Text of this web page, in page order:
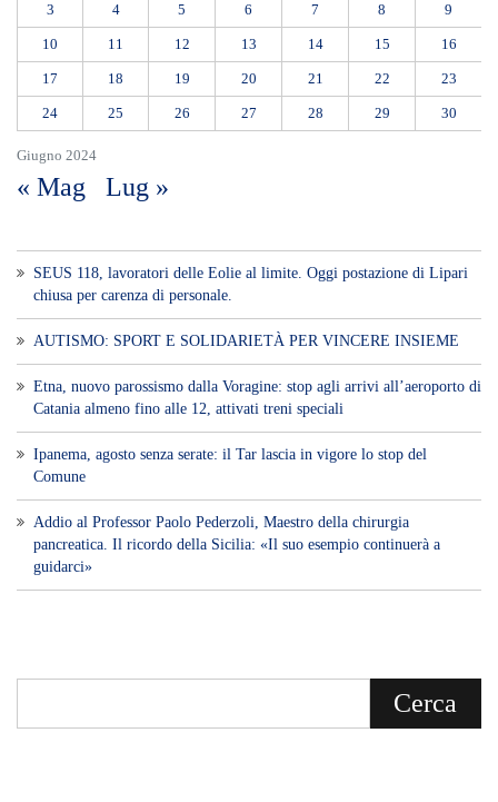
Giugno 2024
3 4 5 6 7 8 9
10 11 12 13 14 15 16
17 18 19 20 21 22 23
24 25 26 27 28 29 30
« Mag Lug »
SEUS 118, lavoratori delle Eolie al limite. Oggi postazione di Lipari
chiusa per carenza di personale.
AUTISMO: SPORT E SOLIDARIETÀ PER VINCERE INSIEME
Etna, nuovo parossismo dalla Voragine: stop agli arrivi all’aeroporto di
Catania almeno fino alle 12, attivati treni speciali
Ipanema, agosto senza serate: il Tar lascia in vigore lo stop del
Comune
Addio al Professor Paolo Pederzoli, Maestro della chirurgia
pancreatica. Il ricordo della Sicilia: «Il suo esempio continuerà a
guidarci»